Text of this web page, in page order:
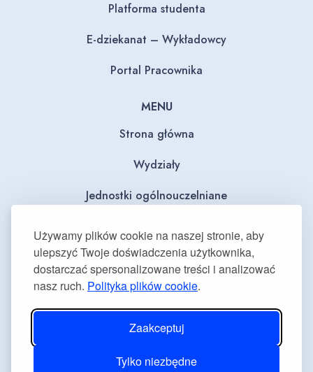
Używamy plików cookie na naszej stronie, aby
ulepszyć Twoje doświadczenia użytkownika,
dostarczać spersonalizowane treści i analizować
nasz ruch. Polityka plików cookie.
Zaakceptuj
Tylko niezbędne
Platforma studenta
E-dziekanat – Wykładowcy
Portal Pracownika
MENU
Strona główna
Wydziały
Jednostki ogólnouczelniane
Dla mediów
Deklaracja dostępności
Plan równości płci